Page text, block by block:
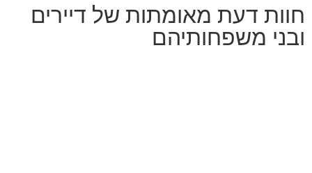
חוות דעת מאומתות של דיירים
ובני משפחותיהם